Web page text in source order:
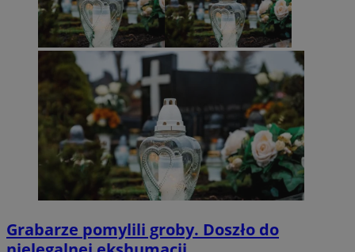
Grabarze pomylili groby. Doszło do